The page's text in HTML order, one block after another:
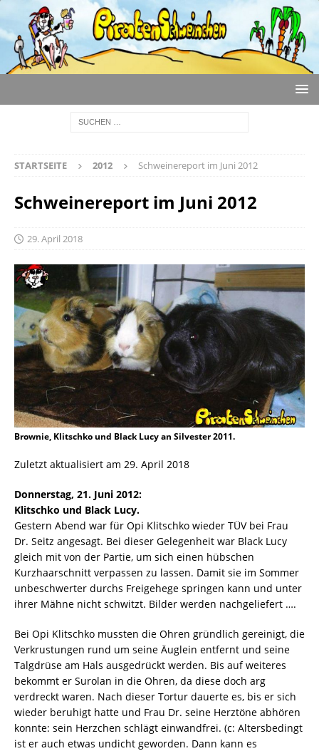
STARTSEITE 2012 Schweinereport im Juni 2012
Schweinereport im Juni 2012
29. April 2018
Brownie, Klitschko und Black Lucy an Silvester 2011.
Zuletzt aktualisiert am 29. April 2018
Donnerstag, 21. Juni 2012:
Klitschko und Black Lucy.
Gestern Abend war für Opi Klitschko wieder TÜV bei Frau
Dr. Seitz angesagt. Bei dieser Gelegenheit war Black Lucy
gleich mit von der Partie, um sich einen hübschen
Kurzhaarschnitt verpassen zu lassen. Damit sie im Sommer
unbeschwerter durchs Freigehege springen kann und unter
ihrer Mähne nicht schwitzt. Bilder werden nachgeliefert ….
Bei Opi Klitschko mussten die Ohren gründlich gereinigt, die
Verkrustungen rund um seine Äuglein entfernt und seine
Talgdrüse am Hals ausgedrückt werden. Bis auf weiteres
bekommt er Surolan in die Ohren, da diese doch arg
verdreckt waren. Nach dieser Tortur dauerte es, bis er sich
wieder beruhigt hatte und Frau Dr. seine Herztöne abhören
konnte: sein Herzchen schlägt einwandfrei. (c: Altersbedingt
ist er auch etwas undicht geworden. Dann kann es